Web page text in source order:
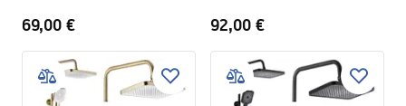
69,00 € 92,00 €